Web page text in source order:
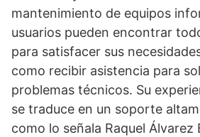
mantenimiento de equipos
usuarios pueden encontrar
para satisfacer sus
como recibir asistencia para
problemas técnicos. Su
se traduce en un soporte
como lo señala Raquel Álvarez